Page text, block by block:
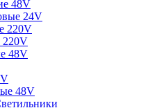
48V
24V
220V
220V
48V
48V